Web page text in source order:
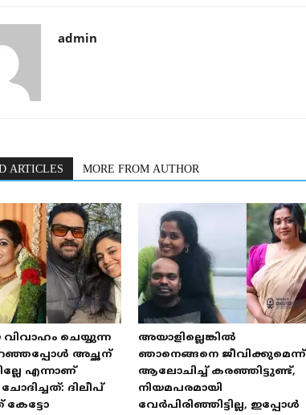
admin
ARTICLES MORE FROM AUTHOR
ചെയ്യുന്ന
അച്ഛന്
എന്നാണ്
ചോദിച്ചത്: ദിലീപ്
അയാളില്ലെങ്കിൽ
ഞാനെങ്ങനെ ജീവിക്കുമെന്ന്
ആലോചിച്ച് കരഞ്ഞിട്ടുണ്ട്,
നിയമപരമായി
വേർപിരിഞ്ഞിട്ടില്ല, ഇപ്പോൾ